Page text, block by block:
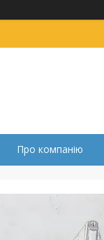
Про компанію